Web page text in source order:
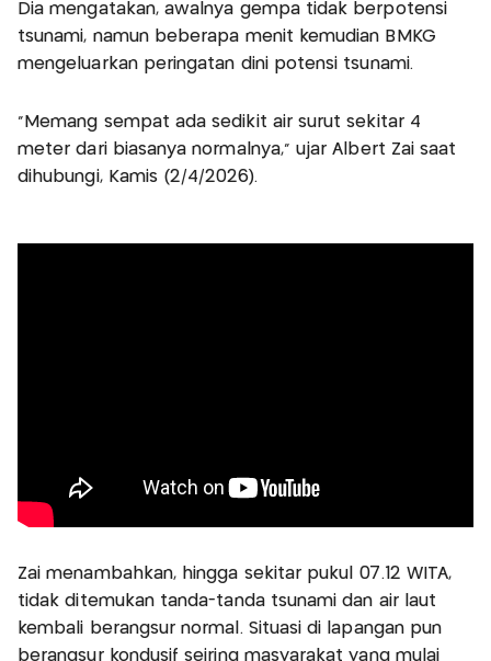
Dia mengatakan, awalnya gempa tidak berpotensi
tsunami, namun beberapa menit kemudian BMKG
mengeluarkan peringatan dini potensi tsunami.
“Memang sempat ada sedikit air surut sekitar 4
meter dari biasanya normalnya,” ujar Albert Zai saat
dihubungi, Kamis (2/4/2026).
Zai menambahkan, hingga sekitar pukul 07.12 WITA,
tidak ditemukan tanda-tanda tsunami dan air laut
kembali berangsur normal. Situasi di lapangan pun
berangsur kondusif seiring masyarakat yang mulai